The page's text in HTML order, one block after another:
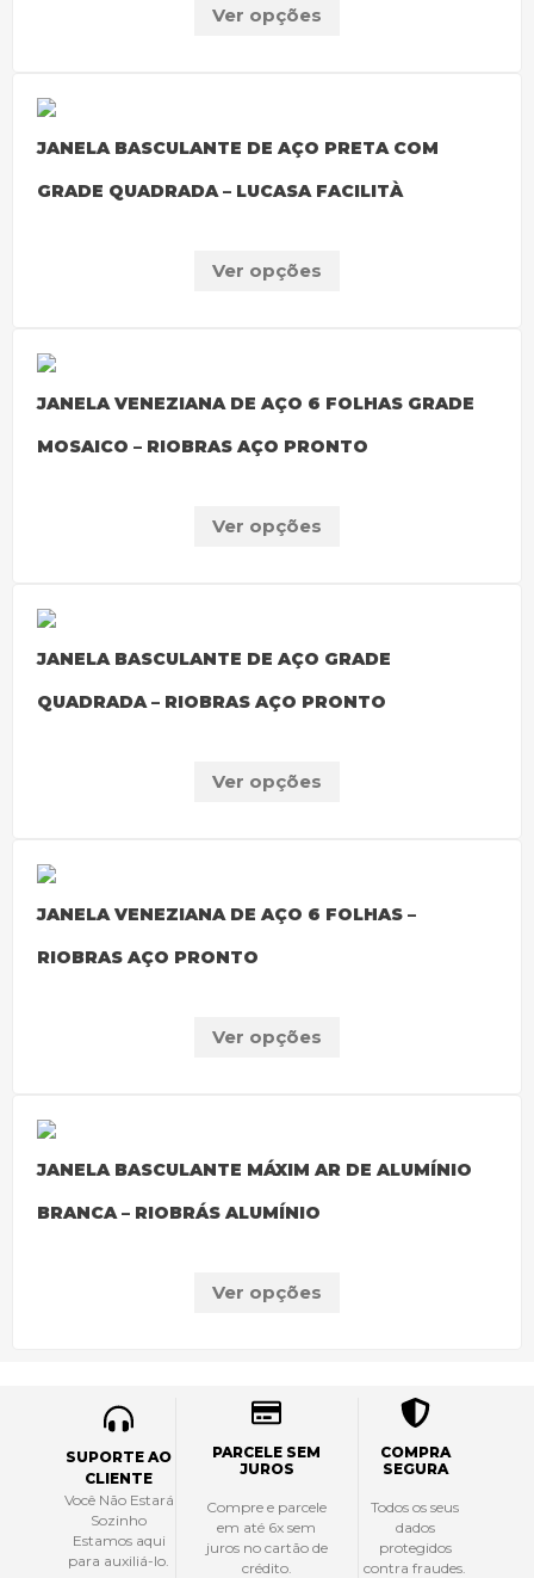
Ver opções
JANELA BASCULANTE DE AÇO PRETA COM
GRADE QUADRADA – LUCASA FACILITÀ
Ver opções
JANELA VENEZIANA DE AÇO 6 FOLHAS GRADE
MOSAICO – RIOBRAS AÇO PRONTO
Ver opções
JANELA BASCULANTE DE AÇO GRADE
QUADRADA – RIOBRAS AÇO PRONTO
Ver opções
JANELA VENEZIANA DE AÇO 6 FOLHAS –
RIOBRAS AÇO PRONTO
Ver opções
JANELA BASCULANTE MÁXIM AR DE ALUMÍNIO
BRANCA – RIOBRÁS ALUMÍNIO
Ver opções
SUPORTE AO
CLIENTE
Você Não Estará
Sozinho
Estamos aqui
para auxiliá-lo.
PARCELE SEM
JUROS
Compre e parcele
em até 6x sem
juros no cartão de
crédito.
COMPRA
SEGURA
Todos os seus
dados
protegidos
contra fraudes.